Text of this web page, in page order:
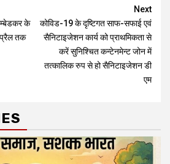
के
तक
Next
कोविड-19 के दृष्टिगत साफ-सफाई एवं
सैनिटाइजेशन कार्य को प्राथमिकता से
करें सुनिश्चित कन्टेनमेन्ट जोन में
तत्कालिक रुप से हो सैनिटाइजेशन डी
एम